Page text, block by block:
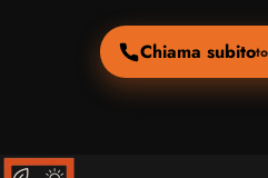
Chiama subito